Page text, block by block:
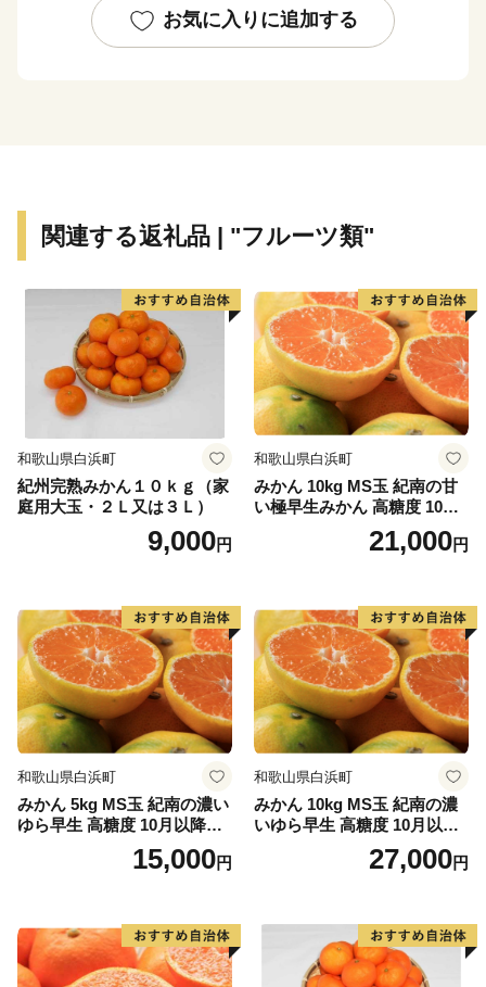
黒潮の恵みを受けて、年間平均気温17℃前後と気候は
浮かんでおり、平成11年9月のくしもと大橋開通により
● 世界最北のサンゴの海
串本は北緯33度30分という位置にあり、本来、海藻
の茂る温帯の海に属します。しかし、南から暖かい水を
運んでくる黒潮の働きによって串本の海は常に暖めら
れ、南の海と同様のサンゴ群落が形成されています。世
界でもっとも北にあるサンゴの海、それが紀伊半島の先
端にある串本の海なのです。
また、串本の海は暖かい海と冷たい海の接するところ
ての暖かいシーズンは沖縄やフィリピンなどとよく似た
サンゴ中心の景観を見せますが、冬からは海藻が生い茂
り、温帯的景観と熱帯的景観が混じる珍しい景観を見せ
ます。このような環境は世界的に見てもたいへん珍しい
ものです。
本州最南端の町、串本町へ是非一度おこし下さい。
★ABCテレビのニュース情報番組「news おかえり」
されました！
👉和歌山県串本町の「竹皮包みようかん本煉」
👉「竹皮包みようかん3本セット（本煉・柚子・桜）」
お気に入りに追加する
関連する返礼品 | "フルーツ類"
和歌山県白浜町
紀州完熟みかん１０ｋｇ（家
庭用大玉・２Ｌ又は３Ｌ）
9,000円
和歌山県白浜町
みかん 10kg MS玉 紀南の甘
い極早生みかん 高糖度 10月
以降発送 マルチ被覆栽培
21,000円
和歌山県白浜町
みかん 5kg MS玉 紀南の濃い
ゆら早生 高糖度 10月以降発
送 マルチ被覆栽培15,000円
和歌山県白浜町
みかん 10kg MS玉 紀南の濃
いゆら早生 高糖度 10月以降
発送 マルチ被覆栽培27,000円